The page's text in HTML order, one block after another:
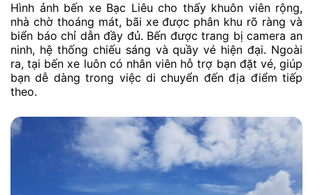
Hình ảnh bến xe Bạc Liêu cho thấy khuôn viên rộng,
nhà chờ thoáng mát, bãi xe được phân khu rõ ràng và
biển báo chỉ dẫn đầy đủ. Bến được trang bị camera an
ninh, hệ thống chiếu sáng và quầy vé hiện đại. Ngoài
ra, tại bến xe luôn có nhân viên hỗ trợ bạn đặt vé, giúp
bạn dễ dàng trong việc di chuyển đến địa điểm tiếp
theo.